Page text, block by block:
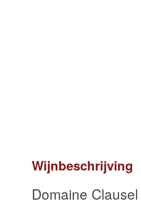
Wijnbeschrijving
Domaine